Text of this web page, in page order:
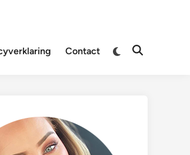
Contact
Overschakelen
naarZoeken